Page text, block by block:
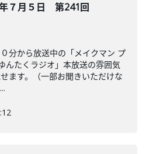
７月５日 第241回
分から放送中の「メイクマン プ
んたくラジオ」本放送の雰囲気
ます。（一部お聞きいただけな